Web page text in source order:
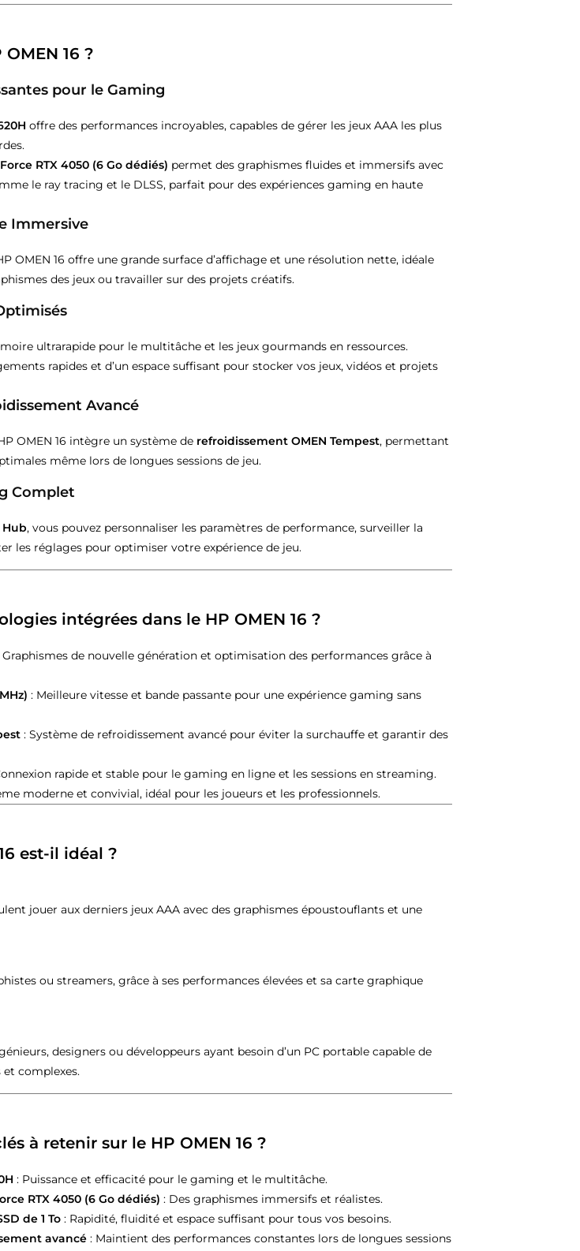
16 ?
pour le Gaming
offre des performances incroyables, capables de gérer les jeux AAA les plus
RTX 4050 (6 Go dédiés) permet des graphismes fluides et immersifs avec
le ray tracing et le DLSS, parfait pour des expériences gaming en haute
Immersive
OMEN 16 offre une grande surface d’affichage et une résolution nette, idéale
des jeux ou travailler sur des projets créatifs.
ultrarapide pour le multitâche et les jeux gourmands en ressources.
rapides et d’un espace suffisant pour stocker vos jeux, vidéos et projets
Avancé
OMEN 16 intègre un système de refroidissement OMEN Tempest, permettant
même lors de longues sessions de jeu.
Complet
Hub, vous pouvez personnaliser les paramètres de performance, surveiller la
les réglages pour optimiser votre expérience de jeu.
intégrées dans le HP OMEN 16 ?
Graphismes de nouvelle génération et optimisation des performances grâce à
: Meilleure vitesse et bande passante pour une expérience gaming sans
: Système de refroidissement avancé pour éviter la surchauffe et garantir des
rapide et stable pour le gaming en ligne et les sessions en streaming.
moderne et convivial, idéal pour les joueurs et les professionnels.
est-il idéal ?
jouer aux derniers jeux AAA avec des graphismes époustouflants et une
ou streamers, grâce à ses performances élevées et sa carte graphique
designers ou développeurs ayant besoin d’un PC portable capable de
complexes.
à retenir sur le HP OMEN 16 ?
: Puissance et efficacité pour le gaming et le multitâche.
RTX 4050 (6 Go dédiés) : Des graphismes immersifs et réalistes.
de 1 To : Rapidité, fluidité et espace suffisant pour tous vos besoins.
avancé : Maintient des performances constantes lors de longues sessions